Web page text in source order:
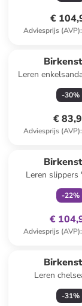
€
Adviesprijs (AVP):
Leren
zwart
-30%
€
Adviesprijs (AVP):
Leren slippers
-22%
€
Adviesprijs (AVP):
Leren
"Highwood"
-31%